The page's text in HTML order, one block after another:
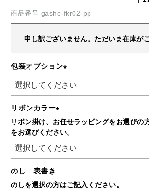
商品番号 gasho-fkr02-pp
申し訳ございません。ただいま在庫が
包装オプション
(必
リボンカラー
(必
須)
リボン掛け、お任せラッピングをお選びの
をお選びください。
のし 表書き
のしを選択の方はご記入ください。